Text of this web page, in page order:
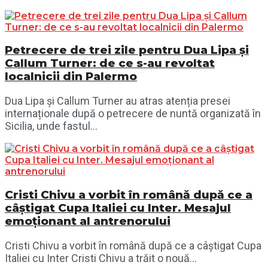
Petrecere de trei zile pentru Dua Lipa și
Callum Turner: de ce s-au revoltat
localnicii din Palermo
Dua Lipa și Callum Turner au atras atenția presei
internaționale după o petrecere de nuntă organizată în
Sicilia, unde fastul...
Cristi Chivu a vorbit în română după ce a
câștigat Cupa Italiei cu Inter. Mesajul
emoționant al antrenorului
Cristi Chivu a vorbit în română după ce a câștigat Cupa
Italiei cu Inter Cristi Chivu a trăit o nouă...